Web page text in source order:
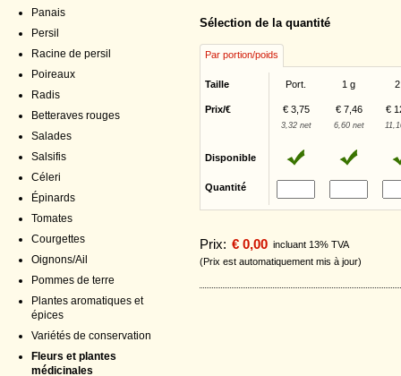
Panais
Persil
Racine de persil
Poireaux
Radis
Betteraves rouges
Salades
Salsifis
Céleri
Épinards
Tomates
Courgettes
Oignons/Ail
Pommes de terre
Plantes aromatiques et
épices
Variétés de conservation
Fleurs et plantes
médicinales
Sélection de la quantité
Par portion/poids
Taille Port. 1 g
Prix/€ € 3,75 € 7,46 €
3,32 net 6,60 net
Disponible
Quantité
Prix: € 0,00 incluant 13% TVA
(Prix est automatiquement mis à jour)